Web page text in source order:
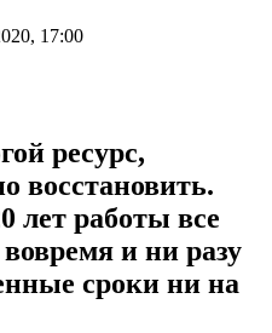
17:00
ресурс,
восстановить.
лет работы все
и ни разу
сроки ни на